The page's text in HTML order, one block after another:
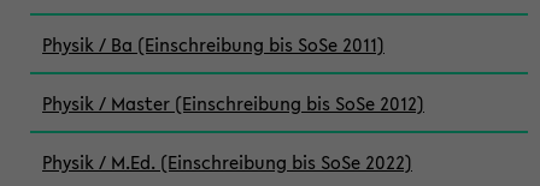
Physik / Ba (Einschreibung bis SoSe 2011)
Physik / Master (Einschreibung bis SoSe 2012)
Physik / M.Ed. (Einschreibung bis SoSe 2022)